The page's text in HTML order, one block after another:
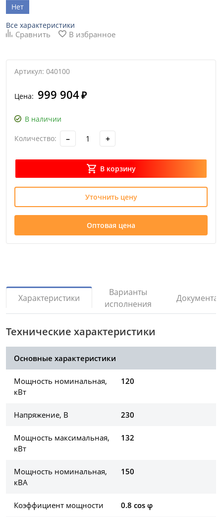
Нет
Все характеристики
Сравнить В избранное
Артикул: 040100
Цена: 999 904₽
В наличии
Количество: – +
В корзину
Уточнить цену
Оптовая цена
Характеристики
Варианты
исполнения
Технические характеристики
Основные характеристики
Мощность номинальная,
кВт
120
Напряжение, В 230
Мощность максимальная,
кВт
132
Мощность номинальная,
кВА
150
Коэффициент мощности 0.8 cos φ